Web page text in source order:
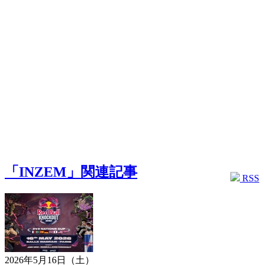
RSS
「INZEM」関連記事
2026年5月16日（土）